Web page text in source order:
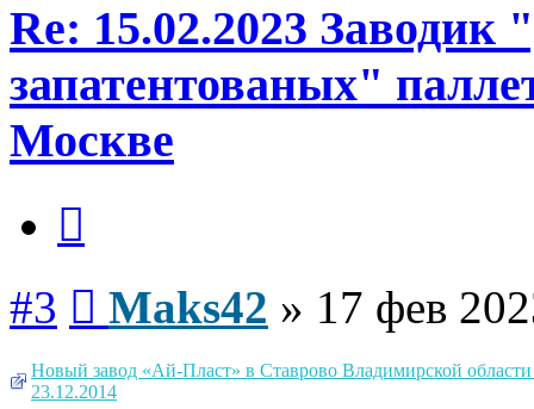
Re: 15.02.2023 Заводик
запатентованых"
Москве
#3 Maks42 » 17 фев
Новый завод «Ай-Пласт» в Ставрово Владимирской
23.12.2014